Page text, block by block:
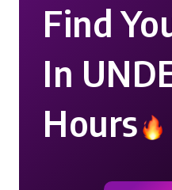
Find
In
Hours